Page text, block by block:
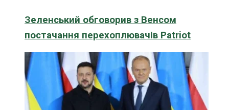
Зеленський обговорив з Венсом
постачання перехоплювачів Patriot